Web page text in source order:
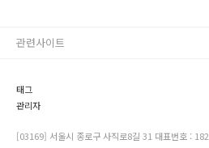
태그
관리자
[03169] 서울시 종로구 사직로8길 31 대표번호 : 182
관련사이트